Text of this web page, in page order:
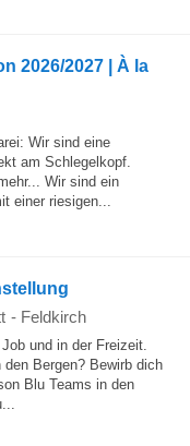
2026/2027 | À la
Wir sind eine
am Schlegelkopf.
Wir sind ein
einer riesigen...
- Feldkirch
und in der Freizeit.
den Bergen? Bewirb dich
Blu Teams in den